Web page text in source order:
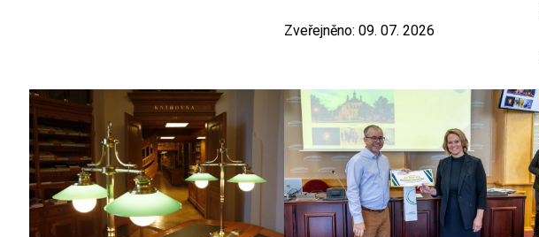
Zveřejněno: 09. 07. 2026